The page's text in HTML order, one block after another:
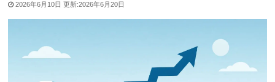
2026年6月10日更新:2026年6月20日